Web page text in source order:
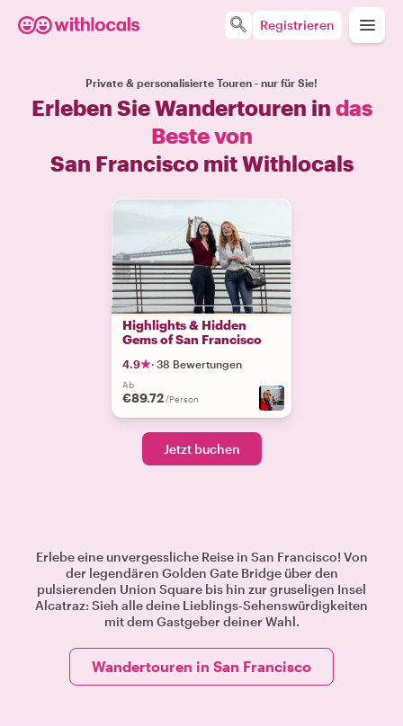
Registrieren
Private & personalisierte Touren - nur für Sie!
Erleben Sie Wandertouren in das
Beste von
San Francisco mit Withlocals
Highlights & Hidden
Gems of San Francisco
4.9 · 38 Bewertungen
Ab
€89.72 /Person
Jetzt buchen
Erlebe eine unvergessliche Reise in San Francisco! Von
der legendären Golden Gate Bridge über den
pulsierenden Union Square bis hin zur gruseligen Insel
Alcatraz: Sieh alle deine Lieblings-Sehenswürdigkeiten
mit dem Gastgeber deiner Wahl.
Wandertouren in San Francisco